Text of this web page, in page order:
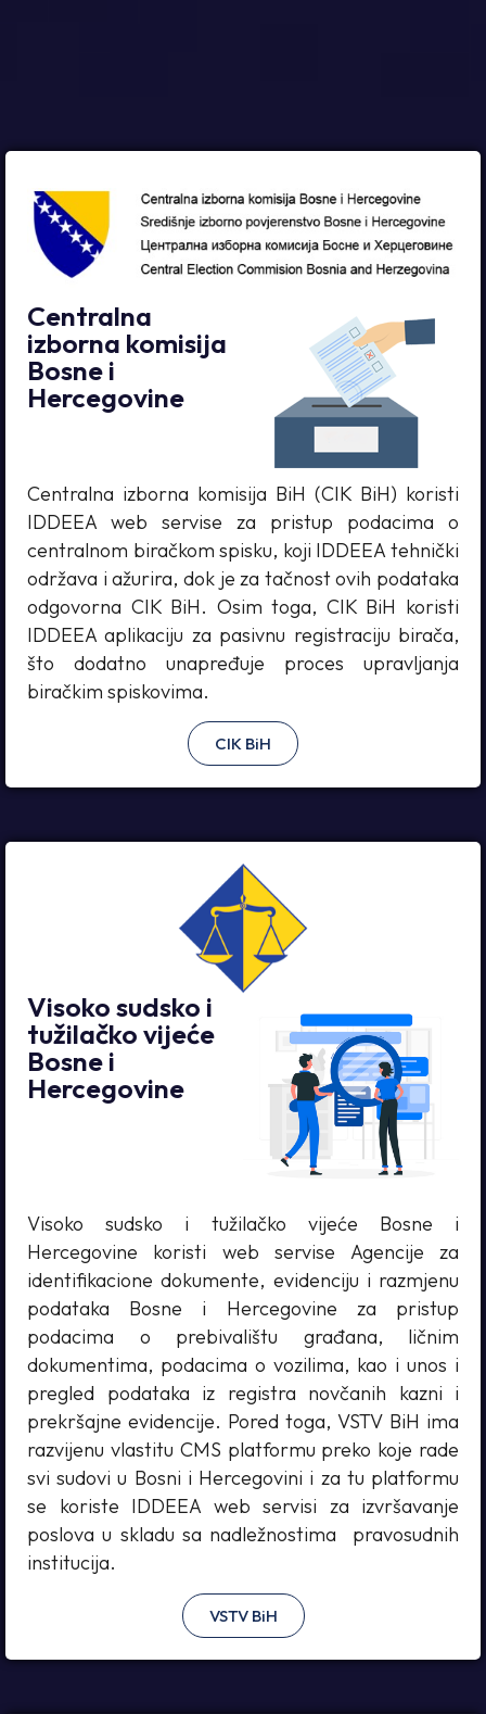
Centralna
izborna komisija
Bosne i
Hercegovine
Centralna izborna komisija BiH (CIK BiH) koristi
IDDEEA web servise za pristup podacima o
centralnom biračkom spisku, koji IDDEEA tehnički
održava i ažurira, dok je za tačnost ovih podataka
odgovorna CIK BiH. Osim toga, CIK BiH koristi
IDDEEA aplikaciju za pasivnu registraciju birača,
što dodatno unapređuje proces upravljanja
biračkim spiskovima.
CIK BiH
Visoko sudsko i
tužilačko vijeće
Bosne i
Hercegovine
Visoko sudsko i tužilačko vijeće Bosne i
Hercegovine koristi web servise Agencije za
identifikacione dokumente, evidenciju i razmjenu
podataka Bosne i Hercegovine za pristup
podacima o prebivalištu građana, ličnim
dokumentima, podacima o vozilima, kao i unos i
pregled podataka iz registra novčanih kazni i
prekršajne evidencije. Pored toga, VSTV BiH ima
razvijenu vlastitu CMS platformu preko koje rade
svi sudovi u Bosni i Hercegovini i za tu platformu
se koriste IDDEEA web servisi za izvršavanje
poslova u skladu sa nadležnostima pravosudnih
institucija.
VSTV BiH